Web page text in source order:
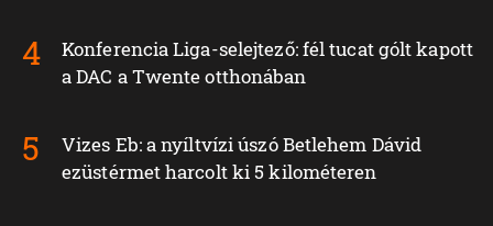
Konferencia Liga-selejtező: fél tucat gólt kapott
a DAC a Twente otthonában
Vizes Eb: a nyíltvízi úszó Betlehem Dávid
ezüstérmet harcolt ki 5 kilométeren